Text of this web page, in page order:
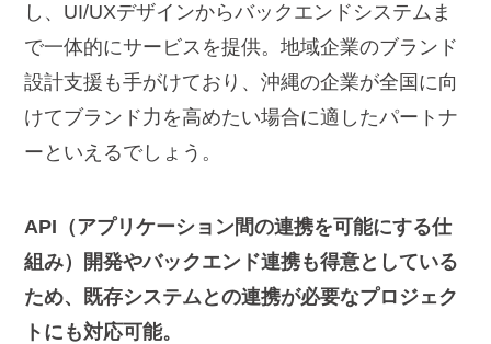
し、UI/UXデザインからバックエンドシステムま
で一体的にサービスを提供。地域企業のブランド
設計支援も手がけており、沖縄の企業が全国に向
けてブランド力を高めたい場合に適したパートナ
ーといえるでしょう。
API（アプリケーション間の連携を可能にする仕
組み）開発やバックエンド連携も得意としている
ため、既存システムとの連携が必要なプロジェク
トにも対応可能。